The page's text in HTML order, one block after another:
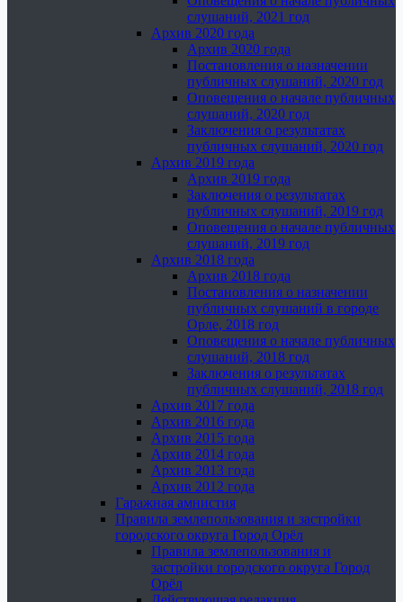
слушаний, 2021 год
Архив 2020 года
Архив 2020 года
Постановления о назначении
публичных слушаний, 2020 год
Оповещения о начале публичных
слушаний, 2020 год
Заключения о результатах
публичных слушаний, 2020 год
Архив 2019 года
Архив 2019 года
Заключения о результатах
публичных слушаний, 2019 год
Оповещения о начале публичных
слушаний, 2019 год
Архив 2018 года
Архив 2018 года
Постановления о назначении
публичных слушаний в городе
Орле, 2018 год
Оповещения о начале публичных
слушаний, 2018 год
Заключения о результатах
публичных слушаний, 2018 год
Архив 2017 года
Архив 2016 года
Архив 2015 года
Архив 2014 года
Архив 2013 года
Архив 2012 года
Гаражная амнистия
Правила землепользования и застройки
городского округа Город Орёл
Правила землепользования и
застройки городского округа Город
Орёл